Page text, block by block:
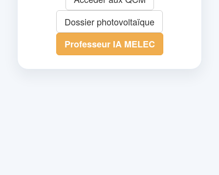
Dossier photovoltaïque
Professeur IA MELEC